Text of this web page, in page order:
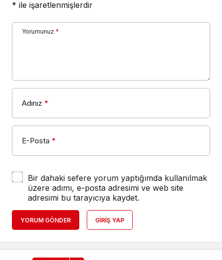
* ile işaretlenmişlerdir
Yorumunuz *
Adınız *
E-Posta *
Bir dahaki sefere yorum yaptığımda kullanılmak
üzere adımı, e-posta adresimi ve web site
adresimi bu tarayıcıya kaydet.
YORUM GÖNDER GIRIŞ YAP